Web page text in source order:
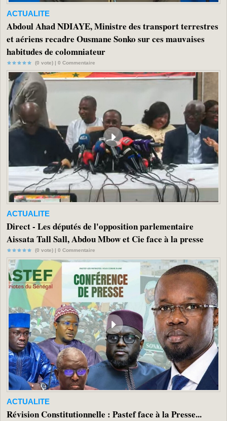
ACTUALITE
Abdoul Ahad NDIAYE, Ministre des transport terrestres
et aériens recadre Ousmane Sonko sur ces mauvaises
habitudes de colomniateur
(0 vote) | 0 Commentaire
ACTUALITE
Direct - Les députés de l'opposition parlementaire
Aissata Tall Sall, Abdou Mbow et Cie face à la presse
(0 vote) | 0 Commentaire
ACTUALITE
Révision Constitutionnelle : Pastef face à la Presse...